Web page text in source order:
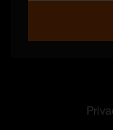
Colofon en